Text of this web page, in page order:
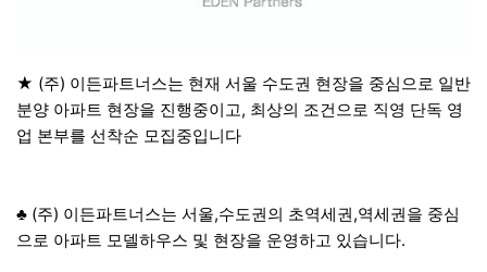
★ (주) 이든파트너스는 현재 서울 수도권 현장을 중심으로 일반
분양 아파트 현장을 진행중이고, 최상의 조건으로 직영 단독 영
업 본부를 선착순 모집중입니다
♣ (주) 이든파트너스는 서울,수도권의 초역세권,역세권을 중심
으로 아파트 모델하우스 및 현장을 운영하고 있습니다.